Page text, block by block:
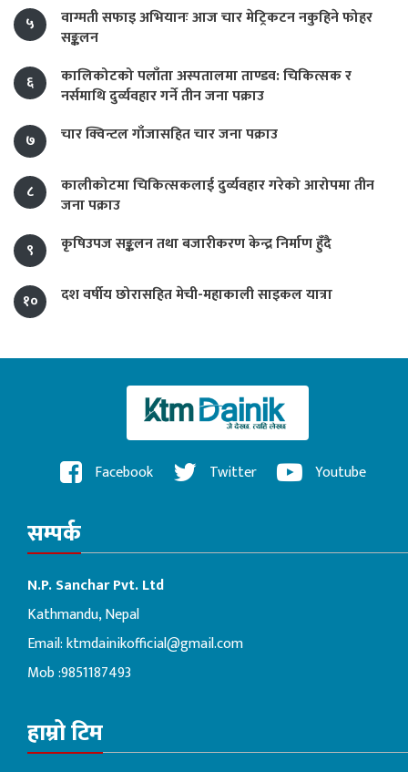
५
वाग्मती सफाइ अभियानः आज चार मेट्रिकटन नकुहिने फोहर
सङ्कलन
६
कालिकोटको पलाँता अस्पतालमा ताण्डव: चिकित्सक र
नर्समाथि दुर्व्यवहार गर्ने तीन जना पक्राउ
७
चार क्विन्टल गाँजासहित चार जना पक्राउ
८
कालीकोटमा चिकित्सकलाई दुर्व्यवहार गरेको आरोपमा तीन
जना पक्राउ
९
कृषिउपज सङ्कलन तथा बजारीकरण केन्द्र निर्माण हुँदै
१० दश वर्षीय छोरासहित मेची-महाकाली साइकल यात्रा
Facebook Twitter Youtube
सम्पर्क
N.P. Sanchar Pvt. Ltd
Kathmandu, Nepal
Email:ktmdainikofficial@gmail.com
Mob :9851187493
हाम्रो टिम